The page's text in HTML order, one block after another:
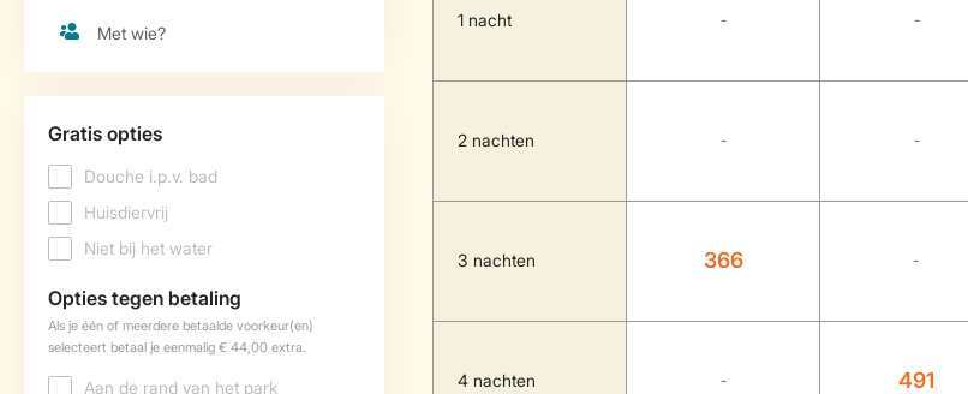
1 nacht - -
2 nachten - -
3 nachten 366 -
4 nachten - 491